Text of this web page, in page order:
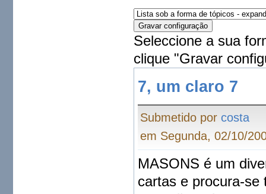
Seleccione a sua
clique "Gravar
7, um claro 7
Submetido porcosta
em Segunda, 02/10/
MASONS é um
cartas e procura-se